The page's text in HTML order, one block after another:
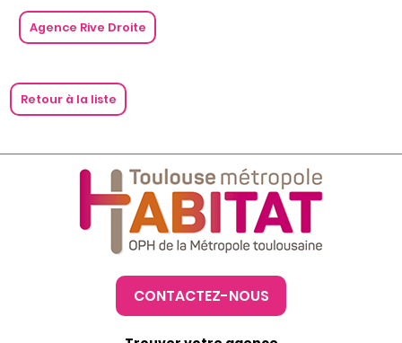
Agence Rive Droite
Retour à la liste
CONTACTEZ-NOUS